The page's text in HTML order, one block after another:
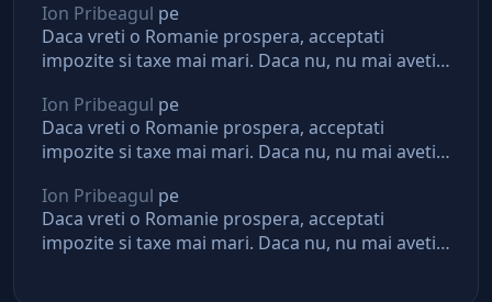
Ion Pribeagul pe
Daca vreti o Romanie prospera, acceptati
impozite si taxe mai mari. Daca nu, nu mai aveti
Ion Pribeagul pe
Daca vreti o Romanie prospera, acceptati
impozite si taxe mai mari. Daca nu, nu mai aveti
Ion Pribeagul pe
Daca vreti o Romanie prospera, acceptati
impozite si taxe mai mari. Daca nu, nu mai aveti